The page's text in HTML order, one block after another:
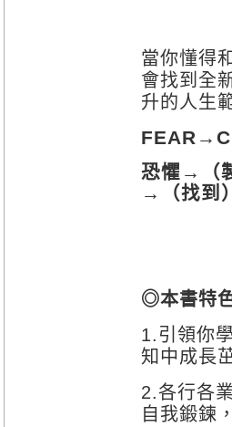
當你懂得
會找到全
升的人生
FEAR →
恐懼→（
→（找到
◎本書特
1. 引領你
知中成長
2.各行各
自我鍛鍊